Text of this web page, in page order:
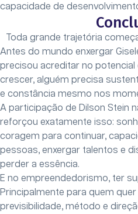
capacidade de
Toda grande trajetória
Antes do mundo enxergar
precisou acreditar no potencial
crescer, alguém precisa
e constância mesmo nos
A participação de Dilson Stein
reforçou exatamente isso:
coragem para continuar,
pessoas, enxergar talentos e
perder a essência.
E no empreendedorismo, ter
Principalmente para quem
previsibilidade, método e